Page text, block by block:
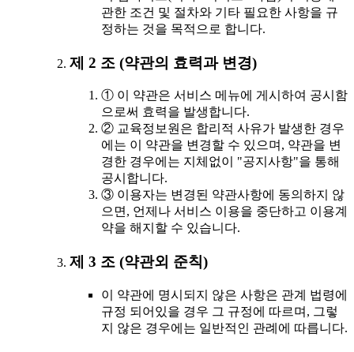
관한 조건 및 절차와 기타 필요한 사항을 규
정하는 것을 목적으로 합니다.
제 2 조 (약관의 효력과 변경)
① 이 약관은 서비스 메뉴에 게시하여 공시함
으로써 효력을 발생합니다.
② 교육정보원은 합리적 사유가 발생한 경우
에는 이 약관을 변경할 수 있으며, 약관을 변
경한 경우에는 지체없이 "공지사항"을 통해
공시합니다.
③ 이용자는 변경된 약관사항에 동의하지 않
으면, 언제나 서비스 이용을 중단하고 이용계
약을 해지할 수 있습니다.
제 3 조 (약관외 준칙)
이 약관에 명시되지 않은 사항은 관계 법령에
규정 되어있을 경우 그 규정에 따르며, 그렇
지 않은 경우에는 일반적인 관례에 따릅니다.